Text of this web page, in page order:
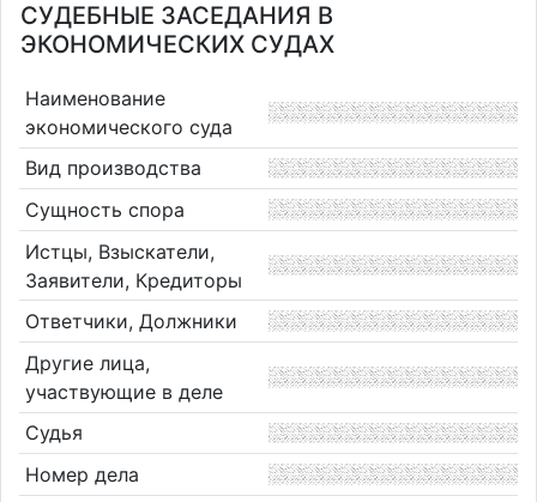
СУДЕБНЫЕ ЗАСЕДАНИЯ В
ЭКОНОМИЧЕСКИХ СУДАХ
Наименование
экономического суда
Вид производства
Сущность спора
Истцы, Взыскатели,
Заявители, Кредиторы
Ответчики, Должники
Другие лица,
участвующие в деле
Судья
Номер дела